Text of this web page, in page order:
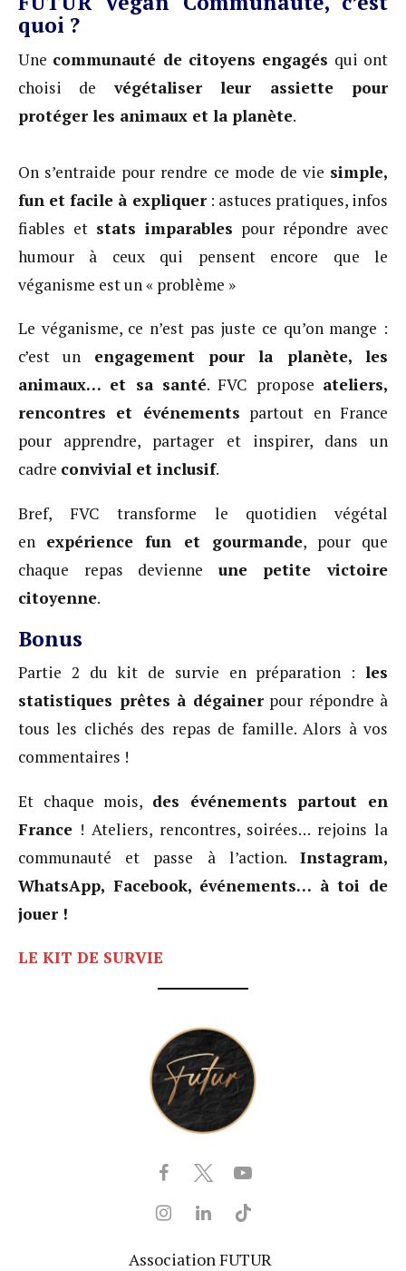
quoi ?
Une communauté de citoyens engagés qui ont
choisi devégétaliser leur assiette pour
protéger les animaux et la planète.
On s’entraide pour rendre ce mode de vie simple,
fun et facile à expliquer: astuces pratiques, infos
fiables et stats imparables pour répondre avec
humour à ceux qui pensent encore que le
véganisme est un « problème »
Le véganisme, ce n’est pas juste ce qu’on mange :
c’est un engagement pour la planète, les
animaux… et sa santé. FVC propose ateliers,
rencontres et événements partout en France
pour apprendre, partager et inspirer, dans un
cadre convivial et inclusif.
Bref, FVC transforme le quotidien végétal
en expérience fun et gourmande, pour que
chaque repas devienne une petite victoire
citoyenne.
Bonus
Partie 2 du kit de survie en préparation : les
statistiques prêtes à dégainerpour répondre à
tous les clichés des repas de famille. Alors à vos
commentaires !
Et chaque mois, des événements partout en
France ! Ateliers, rencontres, soirées… rejoins la
communauté et passe à l’action. Instagram,
WhatsApp, Facebook, événements… à toi de
jouer !
LE KIT DE SURVIE
Association FUTUR